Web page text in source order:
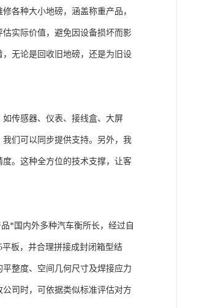
各种大小地磅，涵盖称重产品，
实际价值，避免因设备损坏而影
无论是回收旧地磅，还是为旧设
传感器、仪表、接线盒、大屏
们可以同步提供支持。另外，我
。这种全方位的技术支撑，让客
*国内外多种汽车衡所长，经过自
板，并合理拼接成封闭箱型结
整度、空间几何尺寸及焊接应力
司时，可依据类似标准评估对方